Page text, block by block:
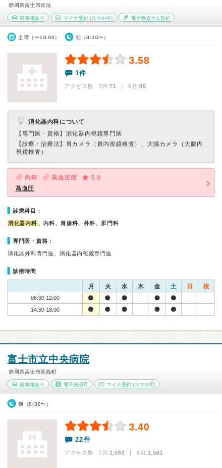
静岡県富士市伝法
駐車場あり マイナ受付(スマホ可) 電子処方せん対応
土曜（〜18:00） 朝（8:30〜）
3.58
1件
アクセス数 7月:71 | 6月:86
消化器内科について
【専門医・資格】 消化器内視鏡専門医
【診療・治療法】 胃カメラ（胃内視鏡検査）、大腸カメラ（大腸内
視鏡検査）
内科 高血圧症
5.0
高血圧
診療科目：
消化器内科 、内科、胃腸科、外科、肛門科
専門医・資格：
消化器外科専門医、消化器内視鏡専門医
診療時間
月 火 水 木 金 土 日 祝
08:30-12:00
14:30-18:00
富士市立中央病院
静岡県富士市高島町
駐車場あり 電子決済可 マイナ受付 (スマホ可)
朝（8:30〜）
3.40
22件
アクセス数 7月:1,592 | 6月:1,581